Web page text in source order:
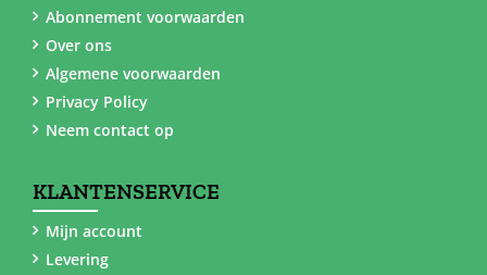
Abonnement voorwaarden
Over ons
Algemene voorwaarden
Privacy Policy
Neem contact op
KLANTENSERVICE
Mijn account
Levering